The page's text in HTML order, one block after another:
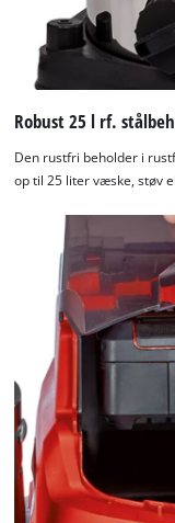
Robust 25 l rf.
Den rustfri beholder i
op til 25 liter væske, støv